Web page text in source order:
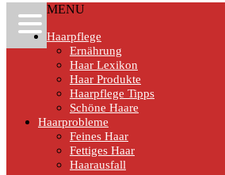
MENU
Haarpflege
Ernährung
Haar Lexikon
Haar Produkte
Haarpflege Tipps
Schöne Haare
Haarprobleme
Feines Haar
Fettiges Haar
Haarausfall